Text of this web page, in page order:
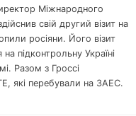
Міжнародного
свій другий візит на
росіяни. Його візит
підконтрольну Україні
Разом з Гроссі
які перебували на ЗАЕС.